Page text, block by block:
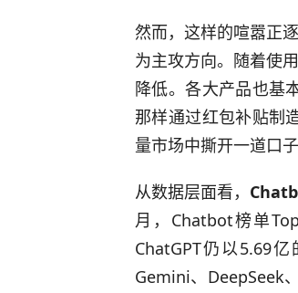
然而，这样的喧嚣正
为主攻方向。随着使
降低。各大产品也基
那样通过红包补贴制
量市场中撕开一道口
从数据层面看，
月，Chatbot榜单
ChatGPT仍以5.69
Gemini、DeepSeek